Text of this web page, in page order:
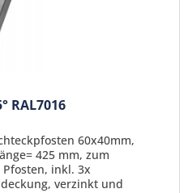
RAL7016
60x40mm,
425 mm, zum
inkl. 3x
verzinkt und